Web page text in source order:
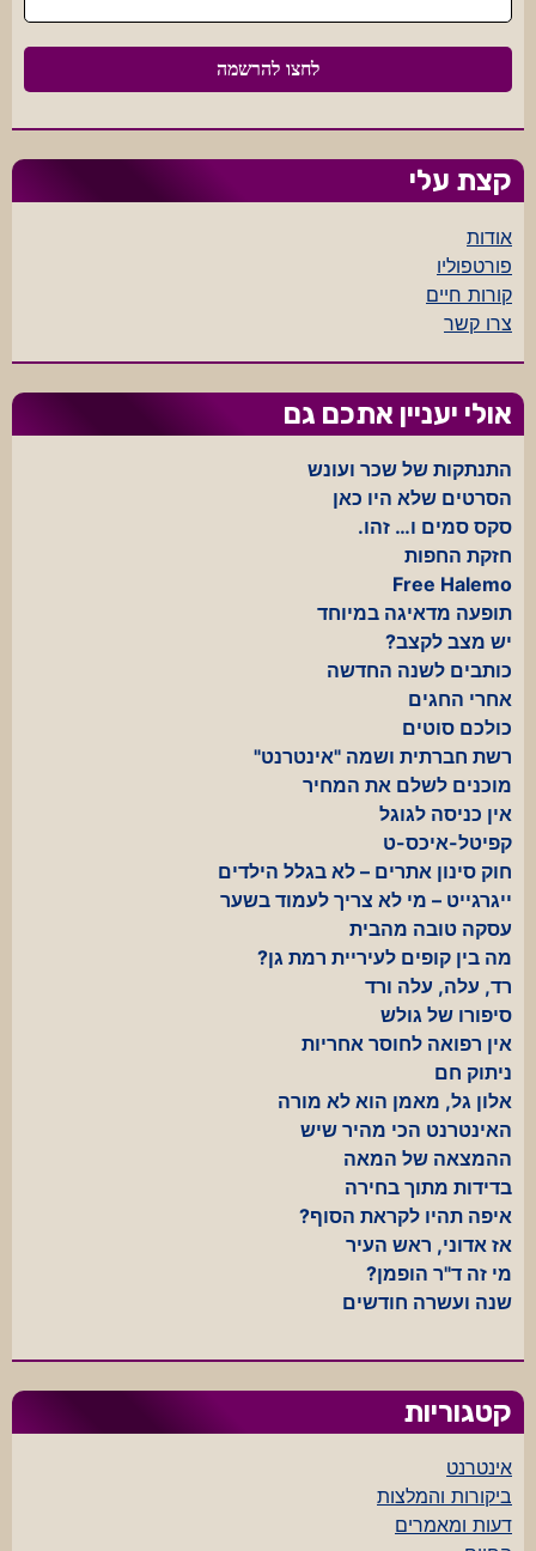
קצת עלי
אודות
פורטפוליו
קורות חיים
צרו קשר
אולי יעניין אתכם גם
התנתקות של שכר ועונש
הסרטים שלא היו כאן
סקס סמים ו… זהו.
חזקת החפות
Free Halemo
תופעה מדאיגה במיוחד
יש מצב לקצב?
כותבים לשנה החדשה
אחרי החגים
כולכם סוטים
רשת חברתית ושמה "אינטרנט"
מוכנים לשלם את המחיר
אין כניסה לגוגל
קפיטל-איכס-ט
חוק סינון אתרים – לא בגלל הילדים
ייגרגייט – מי לא צריך לעמוד בשער
עסקה טובה מהבית
מה בין קופים לעיריית רמת גן?
רד, עלה, עלה ורד
סיפורו של גולש
אין רפואה לחוסר אחריות
ניתוק חם
אלון גל, מאמן הוא לא מורה
האינטרנט הכי מהיר שיש
ההמצאה של המאה
בדידות מתוך בחירה
איפה תהיו לקראת הסוף?
אז אדוני, ראש העיר
מי זה ד"ר הופמן?
שנה ועשרה חודשים
קטגוריות
אינטרנט
ביקורות והמלצות
דעות ומאמרים